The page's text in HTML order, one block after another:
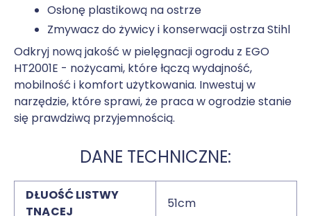
Osłonę plastikową na ostrze
Zmywacz do żywicy i konserwacji ostrza Stihl
Odkryj nową jakość w pielęgnacji ogrodu z EGO
HT2001E - nożycami, które łączą wydajność,
mobilność i komfort użytkowania. Inwestuj w
narzędzie, które sprawi, że praca w ogrodzie stanie
się prawdziwą przyjemnością.
DANE TECHNICZNE:
DŁUOŚĆ LISTWY
TNĄCEJ
51cm